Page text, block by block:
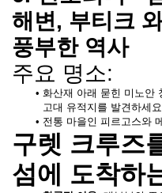
해변, 부티크
풍부한 역사
주요 명소:
화산재 아래 묻힌 미노안
고대 유적지를 발견하세
전통 마을인 피르고스와
구렛 크루즈
섬에 도착하